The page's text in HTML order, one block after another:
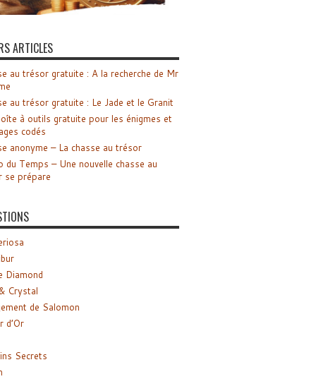
ARTICLES
au trésor gratuite : A la recherche de Mr
au trésor gratuite : Le Jade et le Granit
à outils gratuite pour les énigmes et
codés
anonyme – La chasse au trésor
du Temps – Une nouvelle chasse au
se prépare
Diamond
Crystal
de Salomon
d’Or
Secrets